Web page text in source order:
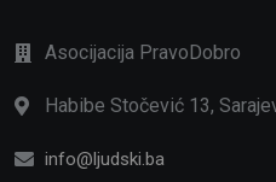
Asocijacija PravoDobro
Habibe Stočević 13,
info@ljudski.ba